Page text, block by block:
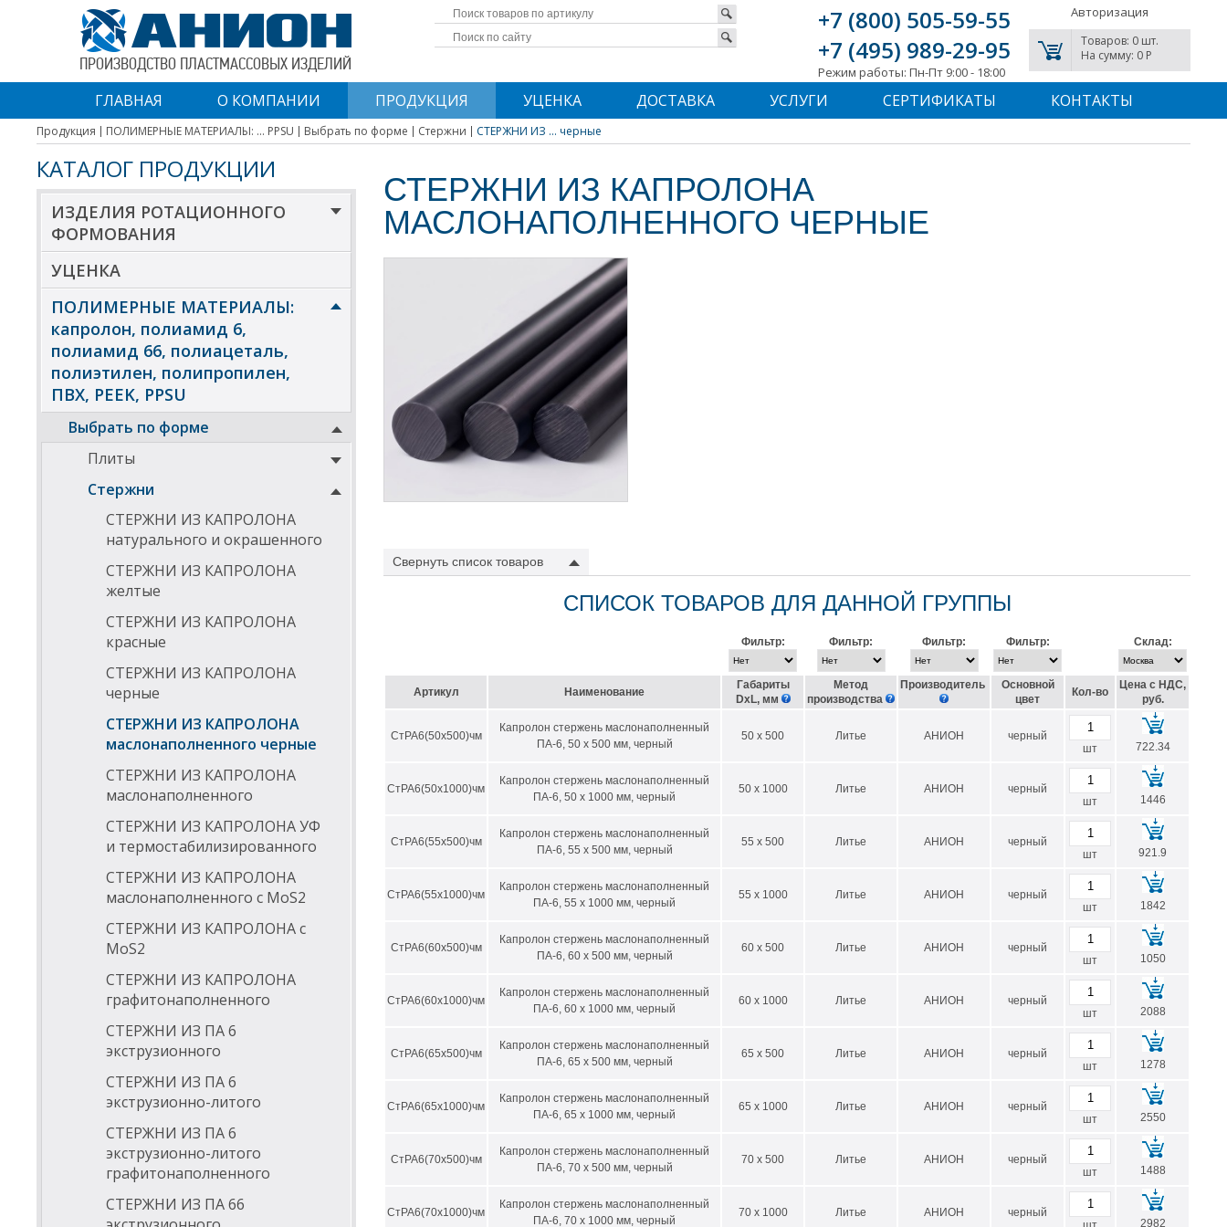
+7 (800) 505-59-55
+7 (495) 989-29-95
Режим работы: Пн-Пт 9:00 - 18:00
Авторизация
Товаров: 0 шт.
На сумму: 0 P
ПРОИЗВОДСТВО ПЛАСТМАССОВЫХ ИЗДЕЛИЙ
ГЛАВНАЯ О КОМПАНИИ ПРОДУКЦИЯ УЦЕНКА ДОСТАВКА УСЛУГИ СЕРТИФИКАТЫ КОНТАКТЫ
Продукция ПОЛИМЕРНЫЕ МАТЕРИАЛЫ: ... PPSU Выбрать по форме Стержни СТЕРЖНИ ИЗ ... черные
КАТАЛОГ ПРОДУКЦИИ
ИЗДЕЛИЯ РОТАЦИОННОГО
ФОРМОВАНИЯ
УЦЕНКА
ПОЛИМЕРНЫЕ МАТЕРИАЛЫ:
капролон, полиамид 6,
полиамид 66, полиацеталь,
полиэтилен, полипропилен,
ПВХ, PEEK, PPSU
Выбрать по форме
Плиты
Стержни
СТЕРЖНИ ИЗ КАПРОЛОНА
натурального и окрашенного
СТЕРЖНИ ИЗ КАПРОЛОНА
желтые
СТЕРЖНИ ИЗ КАПРОЛОНА
красные
СТЕРЖНИ ИЗ КАПРОЛОНА
черные
СТЕРЖНИ ИЗ КАПРОЛОНА
маслонаполненного черные
СТЕРЖНИ ИЗ КАПРОЛОНА
маслонаполненного
СТЕРЖНИ ИЗ КАПРОЛОНА УФ
и термостабилизированного
СТЕРЖНИ ИЗ КАПРОЛОНА
маслонаполненного с MoS2
СТЕРЖНИ ИЗ КАПРОЛОНА с
MoS2
СТЕРЖНИ ИЗ КАПРОЛОНА
графитонаполненного
СТЕРЖНИ ИЗ ПА 6
экструзионного
СТЕРЖНИ ИЗ ПА 6
экструзионно-литого
СТЕРЖНИ ИЗ ПА 6
экструзионно-литого
графитонаполненного
СТЕРЖНИ ИЗ ПА 66
СТЕРЖНИ ИЗ КАПРОЛОНА
МАСЛОНАПОЛНЕННОГО ЧЕРНЫЕ
Свернуть список товаров
СПИСОК ТОВАРОВ ДЛЯ ДАННОЙ ГРУППЫ
Фильтр: Фильтр: Фильтр: Фильтр: Склад:
Артикул Наименование
Габариты
DхL, мм
Метод
производства
Производитель
Основной
цвет
Кол-во
Цена с НДС,
руб.
СтРА6(50х500)чм
Капролон стержень маслонаполненный
ПА-6, 50 х 500 мм, черный
50 x 500 Литье АНИОН
черный
шт
722.34
СтРА6(50х1000)чм
Капролон стержень маслонаполненный
ПА-6, 50 х 1000 мм, черный
50 x 1000 Литье АНИОН
черный
шт
1446
СтРА6(55х500)чм
Капролон стержень маслонаполненный
ПА-6, 55 х 500 мм, черный
55 x 500 Литье АНИОН
черный
шт
921.9
СтРА6(55х1000)чм
Капролон стержень маслонаполненный
ПА-6, 55 х 1000 мм, черный
55 x 1000 Литье АНИОН
черный
шт
1842
СтРА6(60х500)чм
Капролон стержень маслонаполненный
ПА-6, 60 х 500 мм, черный
60 x 500 Литье АНИОН
черный
шт
1050
СтРА6(60х1000)чм
Капролон стержень маслонаполненный
ПА-6, 60 х 1000 мм, черный
60 x 1000 Литье АНИОН
черный
шт
2088
СтРА6(65х500)чм
Капролон стержень маслонаполненный
ПА-6, 65 х 500 мм, черный
65 x 500 Литье АНИОН
черный
шт
1278
СтРА6(65х1000)чм
Капролон стержень маслонаполненный
ПА-6, 65 х 1000 мм, черный
65 x 1000 Литье АНИОН
черный
шт
2550
СтРА6(70х500)чм
Капролон стержень маслонаполненный
ПА-6, 70 х 500 мм, черный
70 x 500 Литье АНИОН
черный
шт
1488
СтРА6(70х1000)чм
Капролон стержень маслонаполненный
ПА-6, 70 х 1000 мм, черный
70 x 1000 Литье АНИОН
черный
2982